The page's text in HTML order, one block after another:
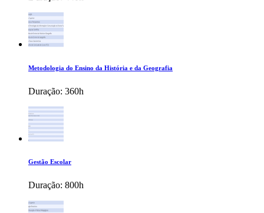
Metodologia do Ensino da História e da Geografia
Duração: 360h
Gestão Escolar
Duração: 800h